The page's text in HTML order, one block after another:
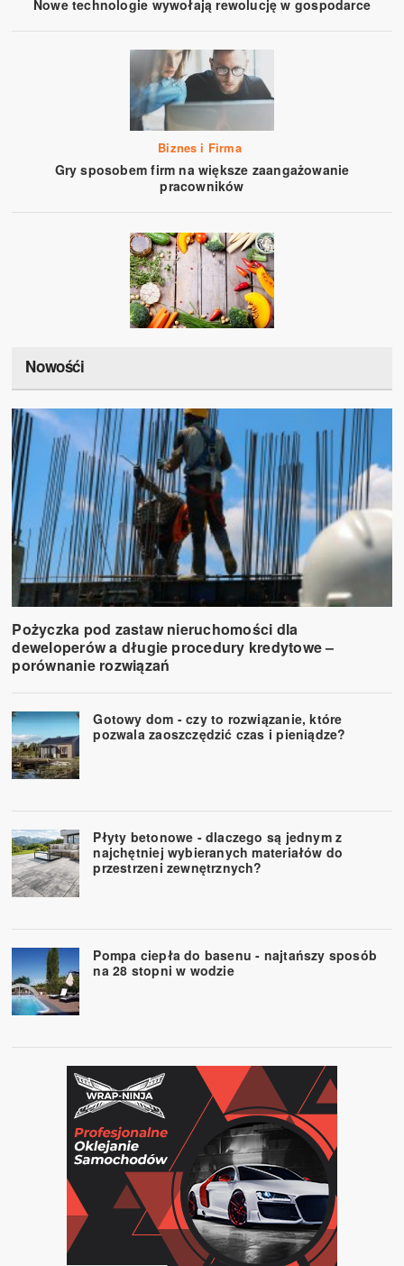
Nowe technologie wywołają rewolucję w gospodarce
Biznes i Firma
Gry sposobem firm na większe zaangażowanie
pracowników
Nowośći
Pożyczka pod zastaw nieruchomości dla
deweloperów a długie procedury kredytowe –
porównanie rozwiązań
Gotowy dom - czy to rozwiązanie, które
pozwala zaoszczędzić czas i pieniądze?
Płyty betonowe - dlaczego są jednym z
najchętniej wybieranych materiałów do
przestrzeni zewnętrznych?
Pompa ciepła do basenu - najtańszy sposób
na 28 stopni w wodzie